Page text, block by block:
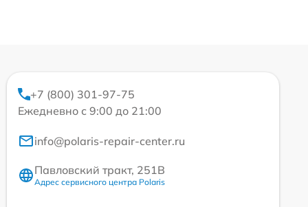
+7 (800) 301-97-75
Ежедневно с 9:00 до 21:00
info@polaris-repair-center.ru
Павловский тракт, 251В
Адрес сервисного центра Polaris